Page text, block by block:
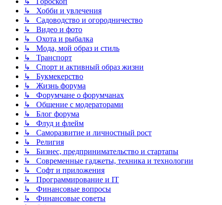
↳ Хобби и увлечения
↳ Садоводство и огородничество
↳ Видео и фото
↳ Охота и рыбалка
↳ Мода, мой образ и стиль
↳ Транспорт
↳ Спорт и активный образ жизни
↳ Букмекерство
↳ Жизнь форума
↳ Форумчане о форумчанах
↳ Общение с модераторами
↳ Блог форума
↳ Флуд и флейм
↳ Саморазвитие и личностный рост
↳ Религия
↳ Бизнес, предпринимательство и стартапы
↳ Современные гаджеты, техника и технологии
↳ Софт и приложения
↳ Программирование и IT
↳ Финансовые вопросы
↳ Финансовые советы